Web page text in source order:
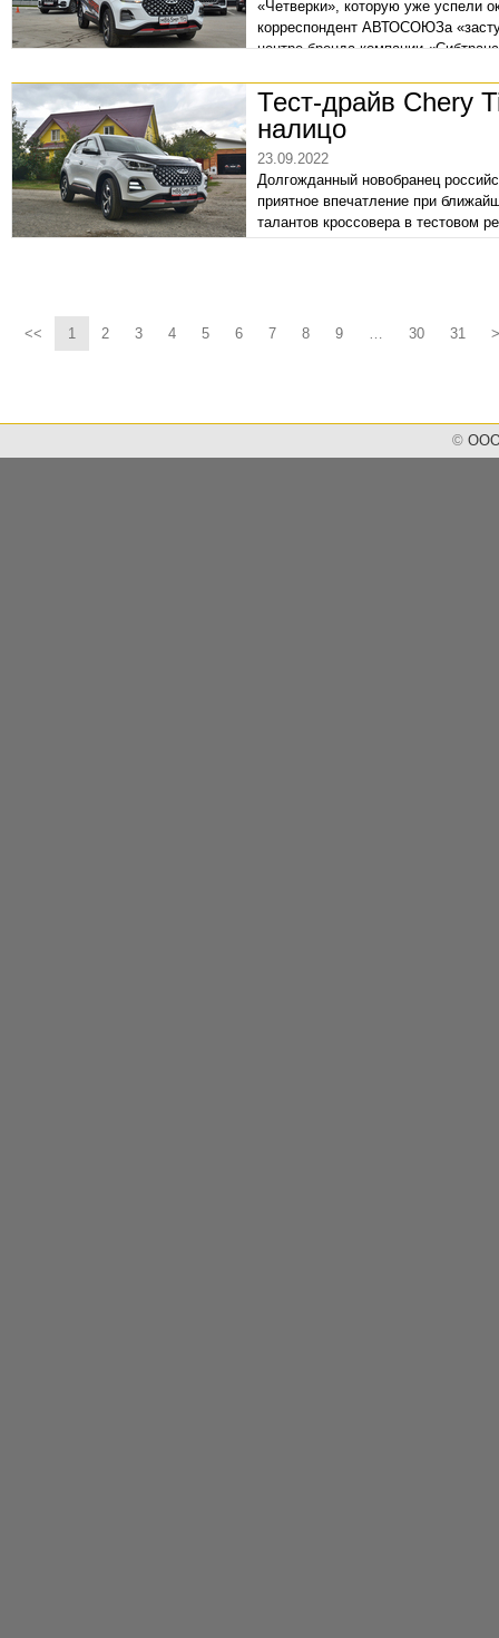
«Четверки», которую уже успели
корреспондент АВТОСОЮЗа
центре бренда компании
удерживает от покупки?
Тест-драйв Chery
налицо
23.09.2022
Долгожданный новобранец
приятное впечатление при
талантов кроссовера в тестовом
можно было бы охарактеризовать
покупаемым SUV в России, или
<< 1 2 3 4 5 6 7 8 9 … 30 31
© ООО